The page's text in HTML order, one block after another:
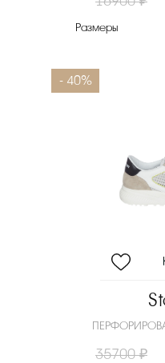
Размеры
- 40%
35700 ₽